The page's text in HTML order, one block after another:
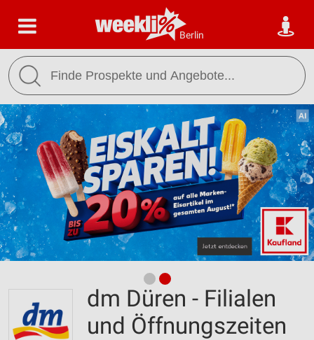
Berlin
dm Düren - Filialen
und Öffnungszeiten